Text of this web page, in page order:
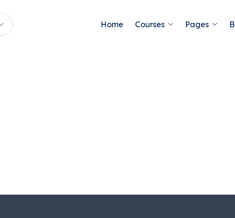
Home Courses Pages